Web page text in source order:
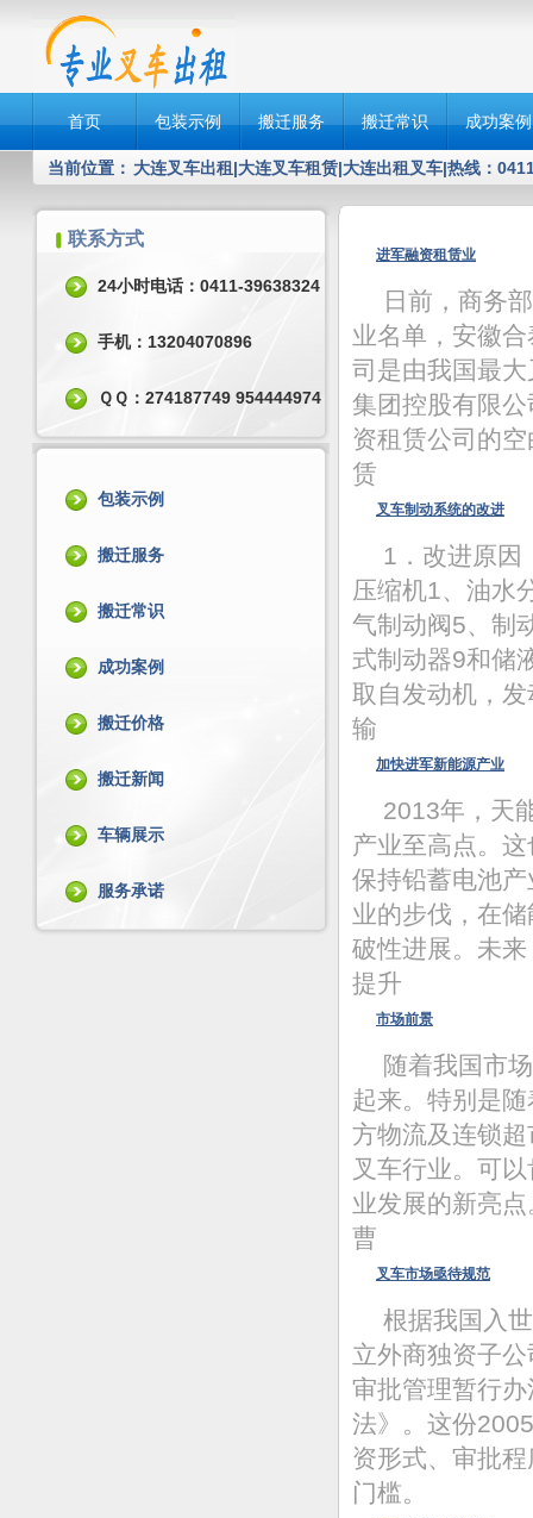
首页 包装示例 搬迁服务 搬迁常识 成功案例
当前位置： 大连叉车出租|大连叉车租赁|大连出租叉车|热线：
进军融资租赁业
日前，商务
业名单，安徽
司是由我国最
集团控股有限
资租赁公司的
赁
叉车制动系统的改进
1．改进原
压缩机1、油水
气制动阀5、制
式制动器9和
取自发动机，
输
加快进军新能源产业
2013年，天
产业至高点。
保持铅蓄电池
业的步伐，在
破性进展。未
提升
市场前景
随着我国市
起来。特别是
方物流及连锁
叉车行业。可
业发展的新亮
曹
叉车市场亟待规范
根据我国入
立外商独资子
审批管理暂行
法》。这份
资形式、审批
门槛。
联系方式
24小时电话：0411-39638324
手机：13204070896
ＱＱ：274187749 954444974
包装示例
搬迁服务
搬迁常识
成功案例
搬迁价格
搬迁新闻
车辆展示
服务承诺